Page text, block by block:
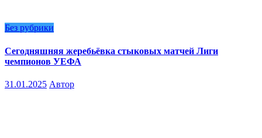
Без рубрики
Сегодняшняя жеребьёвка стыковых матчей Лиги
чемпионов УЕФА
31.01.2025 Автор